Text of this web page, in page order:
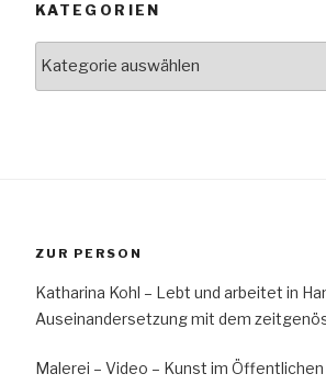
KATEGORIEN
ZUR PERSON
Katharina Kohl – Lebt und arbeitet in
Auseinandersetzung mit dem
Malerei – Video – Kunst im Öffentlichen